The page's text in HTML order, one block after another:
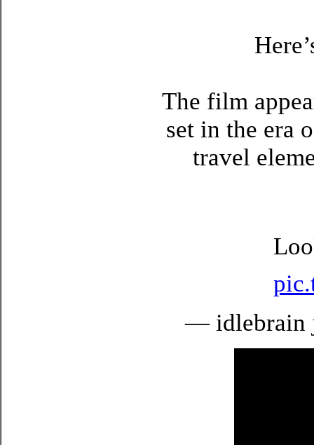
The film
set in the era
travel
— idlebrain